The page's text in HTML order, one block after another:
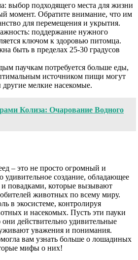
выбор подходящего места для жизни
момент. Обратите внимание, что им
для перемещения и укрытия.
поддержание нужного
ключом к здоровью питомца.
быть в пределах 25-30 градусов
паучкам потребуется больше еды,
источником пищи могут
мелкие насекомые.
Колиза: Очарование Водного
– это не просто огромный и
создание, обладающее
повадками, которые вызывают
животных по всему миру.
в экосистеме, контролируя
и насекомых. Пусть эти пауки
действительно удивительные
уважения и понимания.
вам узнать больше о лошадиных
мифы о них!